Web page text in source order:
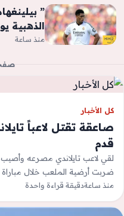
”
الذهبية
منذ ساعة
كل الأخبار
صاعقة تقتل لاعباً
قدم
ضربت أرضية الملعب خلال مباراة
بمحافظة ناراثيوات.وتوفي…
منذ ساعةدقيقة قراءة واحدة